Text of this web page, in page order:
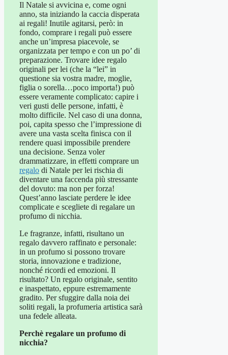
Il Natale si avvicina e, come ogni
anno, sta iniziando la caccia disperata
ai regali! Inutile agitarsi, però: in
fondo, comprare i regali può essere
anche un’impresa piacevole, se
organizzata per tempo e con un po’ di
preparazione. Trovare idee regalo
originali per lei (che la “lei” in
questione sia vostra madre, moglie,
figlia o sorella…poco importa!) può
essere veramente complicato: capire i
veri gusti delle persone, infatti, è
molto difficile. Nel caso di una donna,
poi, capita spesso che l’impressione di
avere una vasta scelta finisca con il
rendere quasi impossibile prendere
una decisione. Senza voler
drammatizzare, in effetti comprare un
regalo di Natale per lei rischia di
diventare una faccenda più stressante
del dovuto: ma non per forza!
Quest’anno lasciate perdere le idee
complicate e scegliete di regalare un
profumo di nicchia.
Le fragranze, infatti, risultano un
regalo davvero raffinato e personale:
in un profumo si possono trovare
storia, innovazione e tradizione,
nonché ricordi ed emozioni. Il
risultato? Un regalo originale, sentito
e inaspettato, eppure estremamente
gradito. Per sfuggire dalla noia dei
soliti regali, la profumeria artistica sarà
una fedele alleata.
Perchè regalare un profumo di
nicchia?